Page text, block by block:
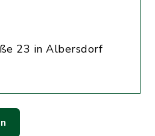
23 in Albersdorf